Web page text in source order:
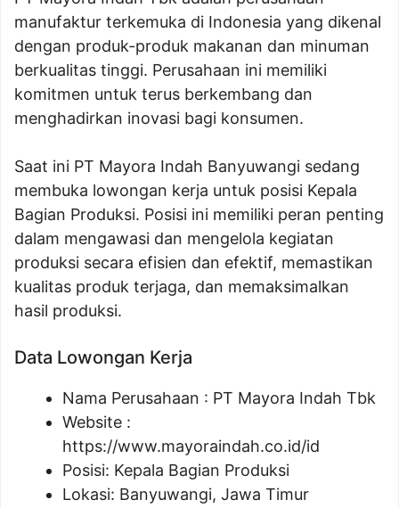
manufaktur terkemuka di Indonesia yang dikenal
dengan produk-produk makanan dan minuman
berkualitas tinggi. Perusahaan ini memiliki
komitmen untuk terus berkembang dan
menghadirkan inovasi bagi konsumen.
Saat ini PT Mayora Indah Banyuwangi sedang
membuka lowongan kerja untuk posisi Kepala
Bagian Produksi. Posisi ini memiliki peran penting
dalam mengawasi dan mengelola kegiatan
produksi secara efisien dan efektif, memastikan
kualitas produk terjaga, dan memaksimalkan
hasil produksi.
Data Lowongan Kerja
Nama Perusahaan : PT Mayora Indah Tbk
Website :
https://www.mayoraindah.co.id/id
Posisi: Kepala Bagian Produksi
Lokasi: Banyuwangi, Jawa Timur